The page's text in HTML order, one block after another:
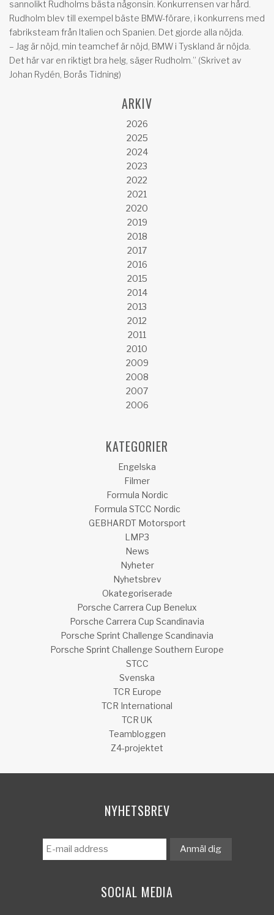
sannolikt Rudholms bästa någonsin. Konkurrensen var hård.
Rudholm blev till exempel bäste BMW-förare, i konkurrens med
fabriksteam från Italien och Spanien. Det gjorde alla nöjda.
– Jag är nöjd, min teamchef är nöjd, BMW i Tyskland är nöjda.
Det här var en riktigt bra helg, säger Rudholm.” (Skrivet av
Johan Rydén, Borås Tidning)
ARKIV
2026
2025
2024
2023
2022
2021
2020
2019
2018
2017
2016
2015
2014
2013
2012
2011
2010
2009
2008
2007
2006
KATEGORIER
Engelska
Filmer
Formula Nordic
Formula STCC Nordic
GEBHARDT Motorsport
LMP3
News
Nyheter
Nyhetsbrev
Okategoriserade
Porsche Carrera Cup Benelux
Porsche Carrera Cup Scandinavia
Porsche Sprint Challenge Scandinavia
Porsche Sprint Challenge Southern Europe
STCC
Svenska
TCR Europe
TCR International
TCR UK
Teambloggen
Z4-projektet
NYHETSBREV
SOCIAL MEDIA